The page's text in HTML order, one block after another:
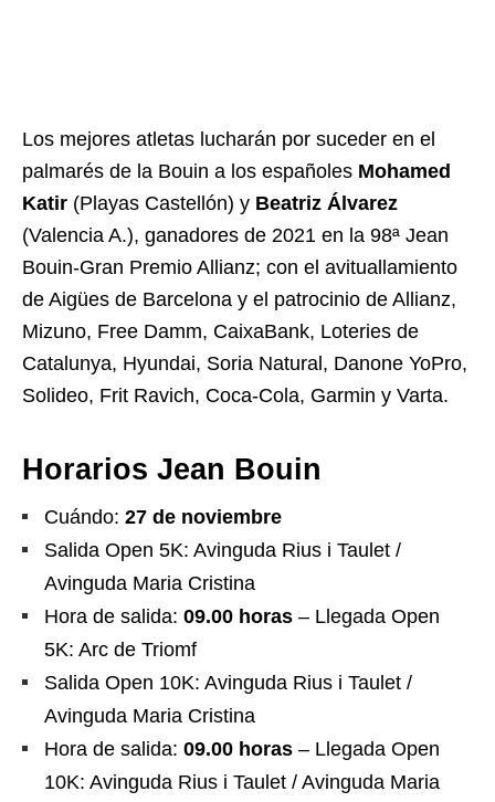
Los mejores atletas lucharán por suceder en el
palmarés de la Bouin a los españoles Mohamed
Katir (Playas Castellón) y Beatriz Álvarez
(Valencia A.), ganadores de 2021 en la 98ª Jean
Bouin-Gran Premio Allianz; con el avituallamiento
de Aigües de Barcelona y el patrocinio de Allianz,
Mizuno, Free Damm, CaixaBank, Loteries de
Catalunya, Hyundai, Soria Natural, Danone YoPro,
Solideo, Frit Ravich, Coca-Cola, Garmin y Varta.
Horarios Jean Bouin
Cuándo: 27 de noviembre
Salida Open 5K: Avinguda Rius i Taulet /
Avinguda Maria Cristina
Hora de salida: 09.00 horas – Llegada Open
5K: Arc de Triomf
Salida Open 10K: Avinguda Rius i Taulet /
Avinguda Maria Cristina
Hora de salida: 09.00 horas – Llegada Open
10K: Avinguda Rius i Taulet / Avinguda Maria